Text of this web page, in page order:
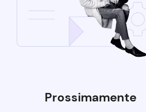
Prossimamente